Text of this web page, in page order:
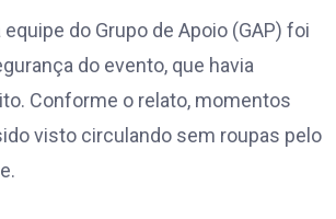
equipe do Grupo de Apoio (GAP) foi
do evento, que havia
Conforme o relato, momentos
visto circulando sem roupas pelo